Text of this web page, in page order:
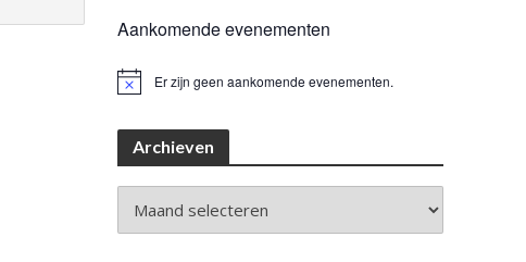
Aankomende evenementen
B
t
Er zijn geen aankomende evenementen.
Archieven